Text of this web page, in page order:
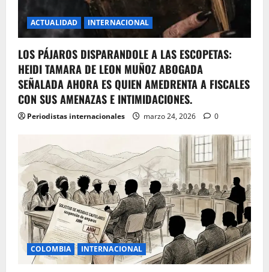
ACTUALIDAD INTERNACIONAL
LOS PÁJAROS DISPARANDOLE A LAS ESCOPETAS:
HEIDI TAMARA DE LEON MUÑOZ ABOGADA
SEÑALADA AHORA ES QUIEN AMEDRENTA A FISCALES
CON SUS AMENAZAS E INTIMIDACIONES.
Periodistas internacionales marzo 24, 2026 0
COLOMBIA INTERNACIONAL